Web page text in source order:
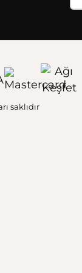
saklıdır